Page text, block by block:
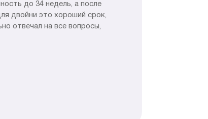
до 34 недель, а после
двойни это хороший срок,
отвечал на все вопросы,